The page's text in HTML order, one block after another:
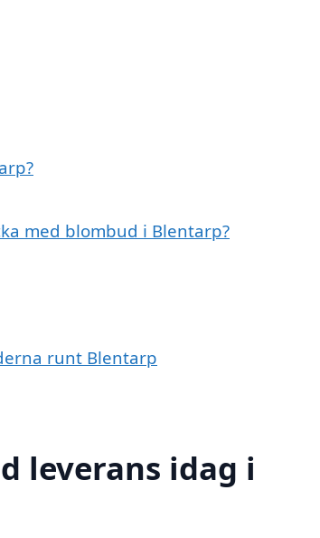
med blombud i Blentarp?
runt Blentarp
leverans idag i